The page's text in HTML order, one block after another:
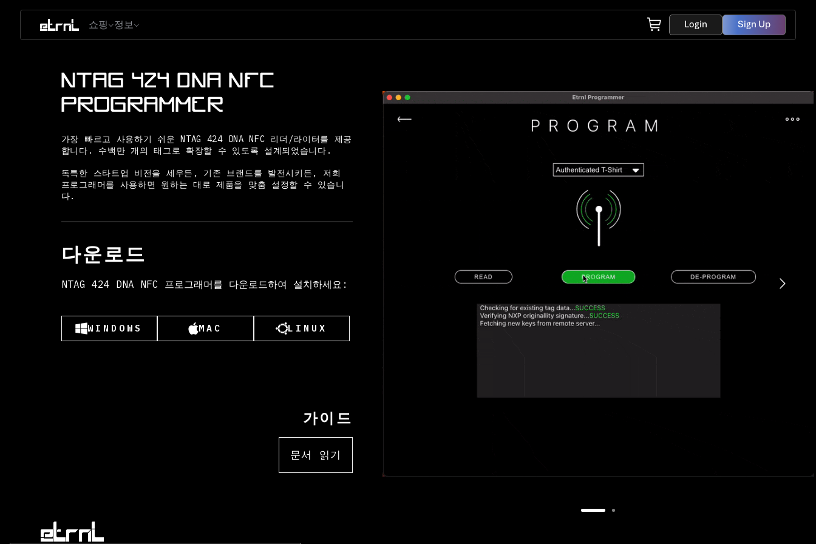
쇼핑 정보 Login Sign Up
NTAG 424 DNA NFC
PROGRAMMER
가장 빠르고 사용하기 쉬운 NTAG 424 DNA NFC 리더/라이터를 제공
합니다. 수백만 개의 태그로 확장할 수 있도록 설계되었습니다.
독특한 스타트업 비전을 세우든, 기존 브랜드를 발전시키든, 저희
프로그래머를 사용하면 원하는 대로 제품을 맞춤 설정할 수 있습니
다.
다운로드
NTAG 424 DNA NFC 프로그래머를 다운로드하여 설치하세요:
WINDOWS MAC LINUX
가이드
문서 읽기